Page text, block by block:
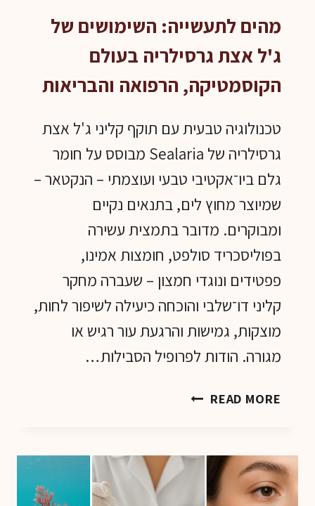
קונפרטה
מהים לתעשייה: השימושים של
ג'ל אצת גרסילריה בעולם
הקוסמטיקה, הרפואה והבריאות
טכנולוגיה טבעית עם תוקף קליני ג'ל אצת
גרסילריה של Sealaria מבוסס על חומר
גלם ביו־אקטיבי טבעי ועוצמתי – הנקטאר –
שמיוצר מחוץ לים, בתנאים נקיים
ומבוקרים. מדובר בתמצית עשירה
בפוליסכריד סולפט, חומצות אמינו,
פפטידים ונוגדי חמצון – שעברה מחקר
קליני דו־שלבי והוכחה כיעילה לשיפור לחות,
מוצקות, גמישות והרגעת עור רגיש או
מגורה. הודות לפרופיל הסבילות…
READ MORE מהים
של
אצת